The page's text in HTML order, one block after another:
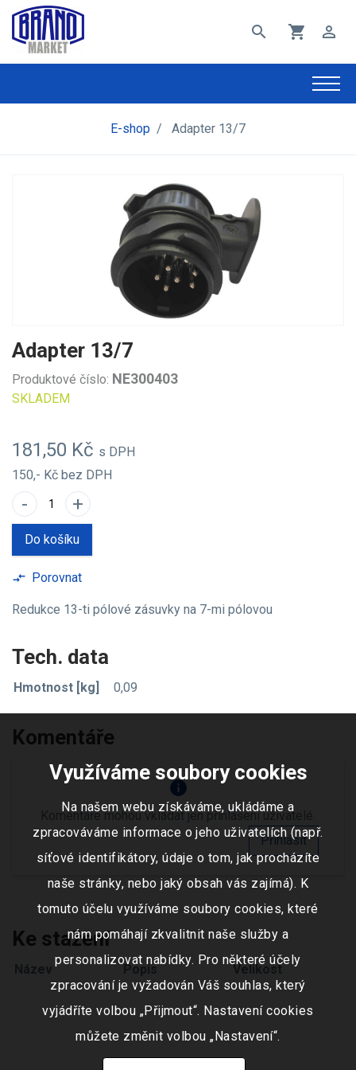
search shopping_cart perm_identity
E-shop / Adapter 13/7
Adapter 13/7
Produktové číslo: NE300403
SKLADEM
181,50 Kč s DPH
150,- Kč bez DPH
- +
Do košíku
compare_arrows Porovnat
Redukce 13-ti pólové zásuvky na 7-mi pólovou
Tech. data
Hmotnost [kg] 0,09
Komentáře
info
Komentáře mohou vkládat jen přihlášení uživatelé.
Přihlásit
Ke stažení
Název Popis Velikost
Využíváme soubory cookies
Na našem webu získáváme, ukládáme a
zpracováváme informace o jeho uživatelích (např.
síťové identifikátory, údaje o tom, jak procházíte
naše stránky, nebo jaký obsah vás zajímá). K
tomuto účelu využíváme soubory cookies, které
nám pomáhají zkvalitnit naše služby a
personalizovat nabídky. Pro některé účely
zpracování je vyžadován Váš souhlas, který
vyjádříte volbou „Přijmout“. Nastavení cookies
můžete změnit volbou „Nastavení“.